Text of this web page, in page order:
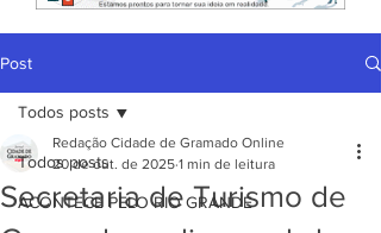
Post
Todos posts
ACONTECE PELO RIO GRANDE
Todos posts
Secretaria de Turismo de
Redação Cidade de Gramado Online
20 de out. de 2025 1 min de leitura